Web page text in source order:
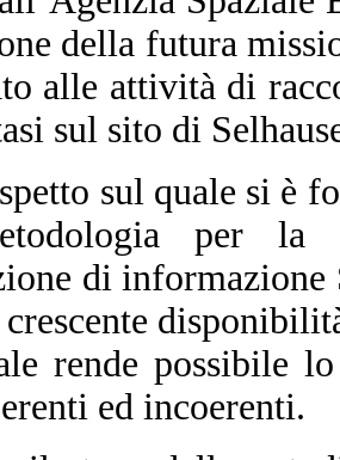
della futura
alle attività di
sul sito di
sul quale si è
per la
di
crescente
rende possibile
ed incoerenti.